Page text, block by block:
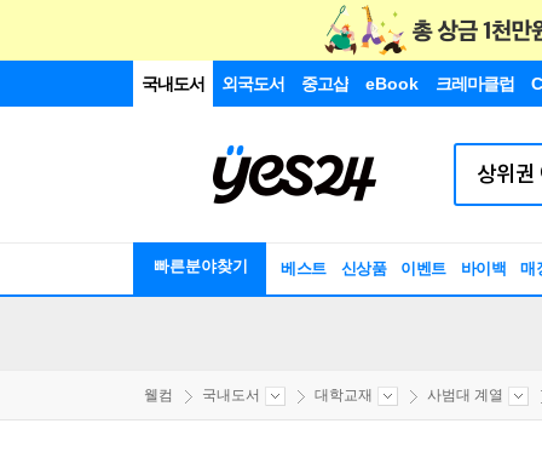
국내도서 외국도서 중고샵 eBook 크레마클럽
빠른분야찾기 베스트 신상품 이벤트 바이백 매
웰컴 국내도서 대학교재 사범대 계열